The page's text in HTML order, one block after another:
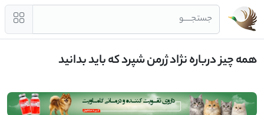
جستجــــو
همه چیز درباره نژاد ژرمن شپرد که باید بدانید